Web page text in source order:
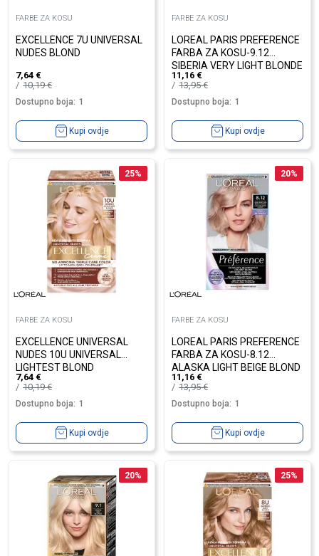
FARBE ZA KOSU
EXCELLENCE 7U UNIVERSAL
NUDES BLOND
7,64 €
10,19€
Dostupno boja: 1
Kupi ovdje
FARBE ZA KOSU
LOREAL PARIS PREFERENCE
FARBA ZA KOSU-9.12
SIBERIA VERY LIGHT BLONDE
11,16 €
13,95€
Dostupno boja: 1
Kupi ovdje
25%
FARBE ZA KOSU
EXCELLENCE UNIVERSAL
NUDES 10U UNIVERSAL
LIGHTEST BLOND
7,64 €
10,19€
Dostupno boja: 1
Kupi ovdje
20%
FARBE ZA KOSU
LOREAL PARIS PREFERENCE
FARBA ZA KOSU-8.12
ALASKA LIGHT BEIGE BLOND
11,16 €
13,95€
Dostupno boja: 1
Kupi ovdje
20% 25%